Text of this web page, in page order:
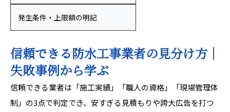
発生条件・上限額の明記
信頼できる防水工事業者の見分け方｜
失敗事例から学ぶ
信頼できる業者は「施工実績」「職人の資格」「現場管理体
制」の3点で判定でき、安すぎる見積もりや誇大広告を打つ